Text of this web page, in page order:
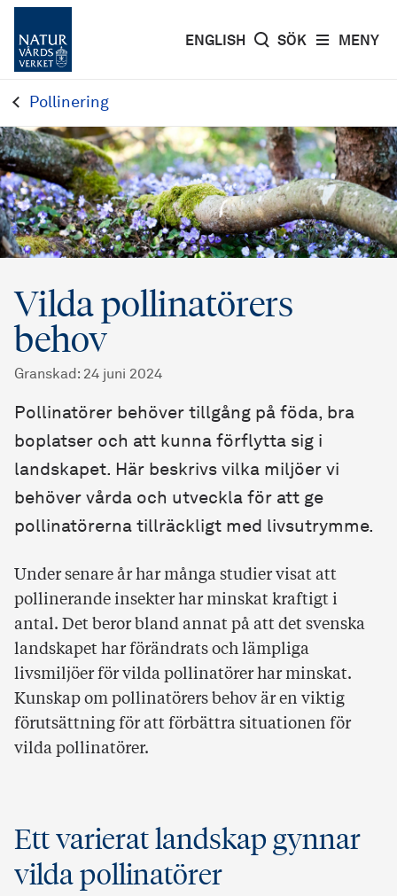
MENY
ENGLISH SÖK
Pollinering
Vilda pollinatörers
behov
Granskad : 24 juni 2024
Pollinatörer behöver tillgång på föda, bra
boplatser och att kunna förflytta sig i
landskapet. Här beskrivs vilka miljöer vi
behöver vårda och utveckla för att ge
pollinatörerna tillräckligt med livsutrymme.
Under senare år har många studier visat att
pollinerande insekter har minskat kraftigt i
antal. Det beror bland annat på att det svenska
landskapet har förändrats och lämpliga
livsmiljöer för vilda pollinatörer har minskat.
Kunskap om pollinatörers behov är en viktig
förutsättning för att förbättra situationen för
vilda pollinatörer.
Ett varierat landskap gynnar
vilda pollinatörer